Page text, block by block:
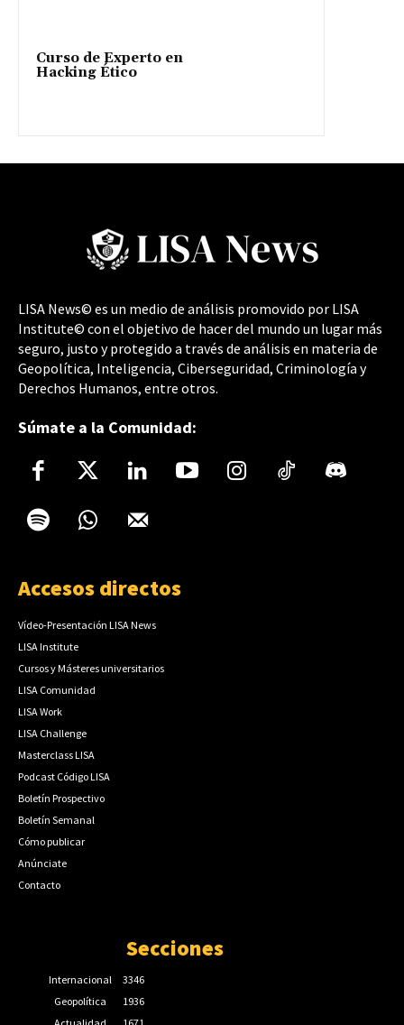
Curso de Experto en
Hacking Ético
LISA News© es un medio de análisis promovido por LISA
Institute© con el objetivo de hacer del mundo un lugar más
seguro, justo y protegido a través de análisis en materia de
Geopolítica, Inteligencia, Ciberseguridad, Criminología y
Derechos Humanos, entre otros.
Súmate a la Comunidad:
Accesos directos
Vídeo-Presentación LISA News
LISA Institute
Cursos y Másteres universitarios
LISA Comunidad
LISA Work
LISA Challenge
Masterclass LISA
Podcast Código LISA
Boletín Prospectivo
Boletín Semanal
Cómo publicar
Anúnciate
Contacto
Secciones
Internacional
3346
Geopolítica
1936